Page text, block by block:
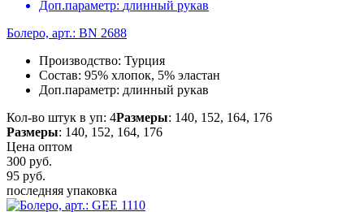
Доп.параметр: длинный рукав
Болеро, арт.: BN 2688
Производство: Турция
Состав: 95% хлопок, 5% эластан
Доп.параметр: длинный рукав
Кол-во штук в уп: 4Размеры: 140, 152, 164, 176
Размеры: 140, 152, 164, 176
Цена оптом
300 руб.
95 руб.
последняя упаковка